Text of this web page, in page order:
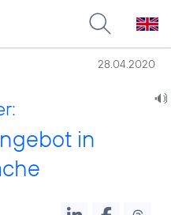
28.04.2020
in